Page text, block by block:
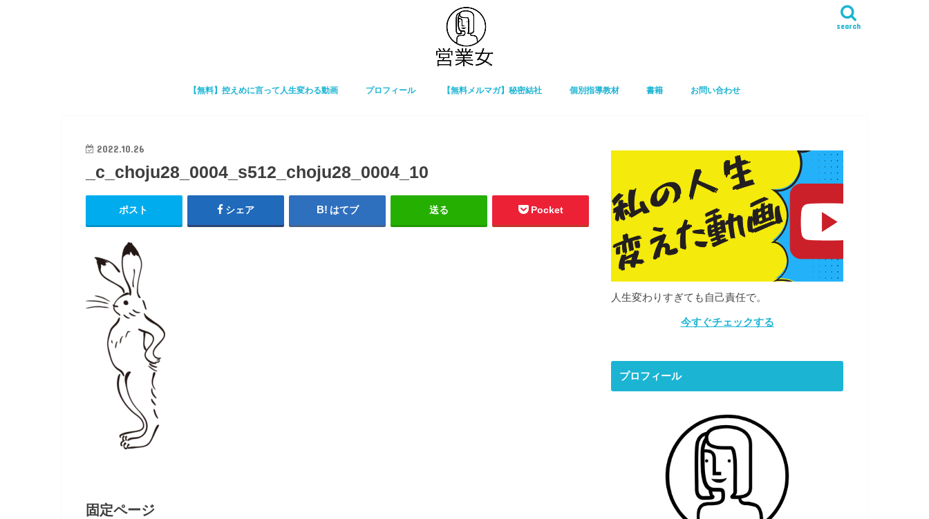
search
【無料】控えめに言って人生変わる動画 プロフィール 【無料メルマガ】秘密結社 個別指導教材 書籍 お問い合わせ
2022.10.26
_c_choju28_0004_s512_choju28_0004_10
ポスト シェア はてブ 送る Pocket
固定ページ
人生変わりすぎても自己責任で。
今すぐチェックする
プロフィール